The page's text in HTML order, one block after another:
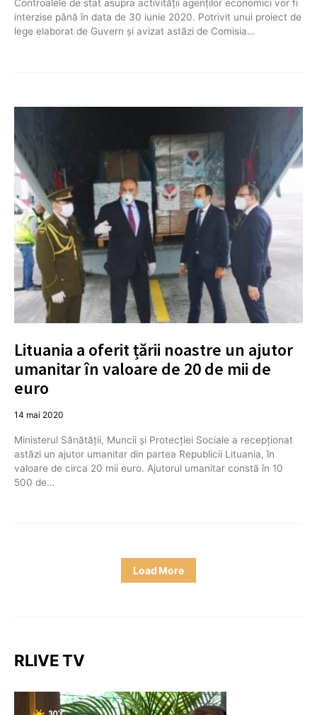
Controalele de stat asupra activității agenților economici vor fi
interzise până în data de 30 iunie 2020. Potrivit unui proiect de
lege elaborat de Guvern și avizat astăzi de Comisia…
Lituania a oferit țării noastre un ajutor
umanitar în valoare de 20 de mii de
euro
14 mai 2020
Ministerul Sănătăţii, Muncii şi Protecţiei Sociale a recepţionat
astăzi un ajutor umanitar din partea Republicii Lituania, în
valoare de circa 20 mii euro. Ajutorul umanitar constă în 10
500 de…
Load More
RLIVE TV